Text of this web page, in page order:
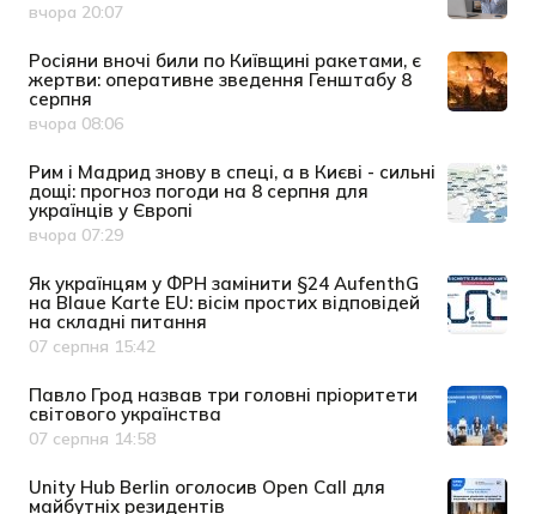
Дата публікації
вчора 20:07
Росіяни вночі били по Київщині ракетами, є
жертви: оперативне зведення Генштабу 8
серпня
Дата публікації
вчора 08:06
Рим і Мадрид знову в спеці, а в Києві - сильні
дощі: прогноз погоди на 8 серпня для
українців у Європі
Дата публікації
вчора 07:29
Як українцям у ФРН замінити §24 AufenthG
на Blaue Karte EU: вісім простих відповідей
на складні питання
Дата публікації
07 серпня 15:42
Павло Грод назвав три головні пріоритети
світового українства
Дата публікації
07 серпня 14:58
Unity Hub Berlin оголосив Open Call для
майбутніх резидентів